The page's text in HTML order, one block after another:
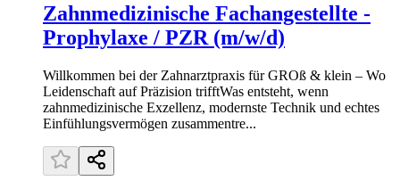
Zahnmedizinische Fachangestellte -
Prophylaxe / PZR (m/w/d)
Willkommen bei der Zahnarztpraxis für GROß & klein – Wo
Leidenschaft auf Präzision trifftWas entsteht, wenn
zahnmedizinische Exzellenz, modernste Technik und echtes
Einfühlungsvermögen zusammentre...